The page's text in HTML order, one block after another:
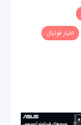
اخبار فوتبال